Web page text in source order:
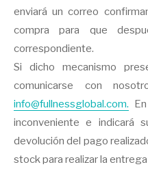
enviará un correo
compra para que
correspondiente.
Si dicho mecanismo
comunicarse con
info@fullnessglobal.com.
inconveniente e indicará
devolución del pago
stock para realizar la